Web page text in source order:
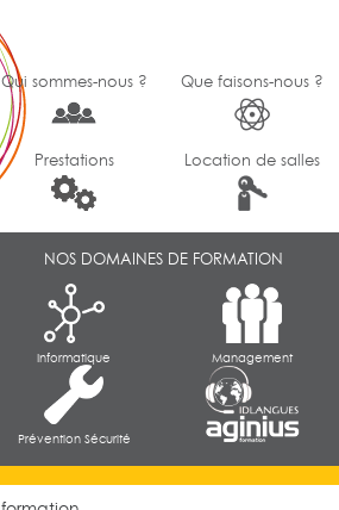
Qui sommes-nous ? Que faisons-nous ?
Prestations Location de salles
NOS DOMAINES DE FORMATION
Informatique Management
Prévention Sécurité